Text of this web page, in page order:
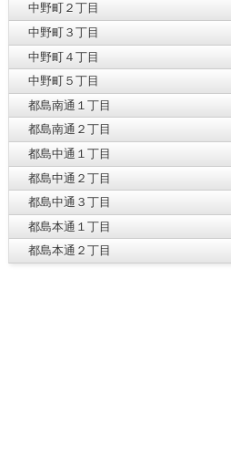
中野町２丁目
中野町３丁目
中野町４丁目
中野町５丁目
都島南通１丁目
都島南通２丁目
都島中通１丁目
都島中通２丁目
都島中通３丁目
都島本通１丁目
都島本通２丁目